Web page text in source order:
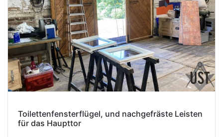
Toilettenfensterflügel, und nachgefräste Leisten
für das Haupttor